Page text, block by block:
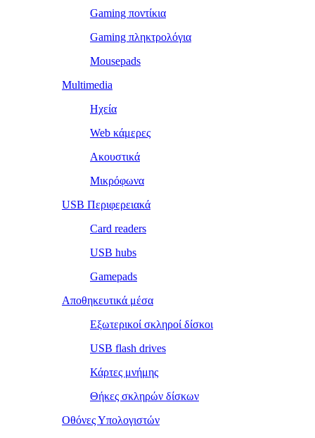
Gaming ποντίκια
Gaming πληκτρολόγια
Mousepads
Multimedia
Ηχεία
Web κάμερες
Ακουστικά
Μικρόφωνα
USB Περιφερειακά
Card readers
USB hubs
Gamepads
Αποθηκευτικά μέσα
Εξωτερικοί σκληροί δίσκοι
USB flash drives
Κάρτες μνήμης
Θήκες σκληρών δίσκων
Οθόνες Υπολογιστών